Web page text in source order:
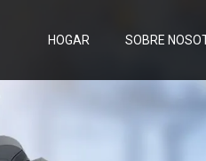
HOGAR SOBRE